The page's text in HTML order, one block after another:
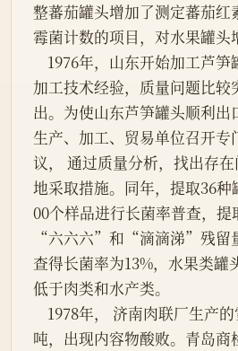
整蕃茄罐头增加了测定蕃茄红
霉菌计数的项目，对水果罐头
加工技术经验，质量问题比较
出。为使山东芦笋罐头顺利出
生产、加工、贸易单位召开专
议， 通过质量分析，找出存
地采取措施。同年，提取36种
00个样品进行长菌率普查，提
“六六六”和“滴滴涕”残留
查得长菌率为13%，水果类罐
低于肉类和水产类。
吨，出现内容物酸败。青岛商